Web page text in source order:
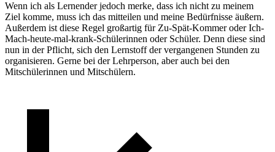
Wenn ich als Lernender jedoch merke, dass ich nicht zu meinem
Ziel komme, muss ich das mitteilen und meine Bedürfnisse äußern.
Außerdem ist diese Regel großartig für Zu-Spät-Kommer oder Ich-
Mach-heute-mal-krank-Schülerinnen oder Schüler. Denn diese sind
nun in der Pflicht, sich den Lernstoff der vergangenen Stunden zu
organisieren. Gerne bei der Lehrperson, aber auch bei den
Mitschülerinnen und Mitschülern.